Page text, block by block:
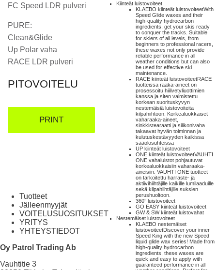
Kiinteät luistovoiteet
KLAEBO kiinteät luistovoiteetWith
Speed Glide waxes and their
high-quality hydrocarbon
ingredients, get your skis ready
to conquer the tracks. Suitable
for skiers of all levels, from
beginners to professional racers,
these waxes not only provide
reliable performance in all
weather conditions but can also
be used for effective ski
maintenance.
RACE kiinteät luistovoiteetRACE
tuotteissa raaka-aineet on
prosessoitu hiilivetyliuottimien
kanssa ja siten valmistettu
korkean suorituskyvyn
nestemäisiä luistovoiteita
kilpahiihtoon. Korkealuokkaiset
vaharaaka-aineet,
sinkkistearaatti ja silikonivaha
takaavat hyvän toiminnan ja
kulutuskestävyyden kaikissa
sääolosuhteissa
UP kiinteät luistovoiteet
ONE kiinteät luistovoiteetVAUHTI
ONE vahaluistot pohjautuvat
korkealuokkaisiin vaharaaka-
aineisiin. VAUHTI ONE tuotteet
on tarkoitettu harraste- ja
aktiivihiihtäjille kaikille lumilaaduille
sekä kilpahiihtäjille suksien
perushuoltoon.
360° luistovoiteet
GO EASY kiinteät luistovoiteet
GW & SW kiinteät luistovahat
Nestemäiset luistovoiteet
KLAEBO nestemäiset
luistovoiteetDiscover your inner
Speed King with the new Speed
liquid glide wax series! Made from
high-quality hydrocarbon
ingredients, these waxes are
quick and easy to apply with
guaranteed performance in all
FC Speed LDR pulveri
PURE:
Clean&Glide
Up Polar vaha
RACE LDR pulveri
PITOVOITELU
PRINT
Tuotteet
Jälleenmyyjät
VOITELUSUOSITUKSET
YRITYS
YHTEYSTIEDOT
Oy Patrol Trading Ab
Vauhtitie 3